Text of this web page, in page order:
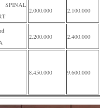
2.000.000 2.100.000
2.200.000 2.400.000
8.450.000 9.600.000